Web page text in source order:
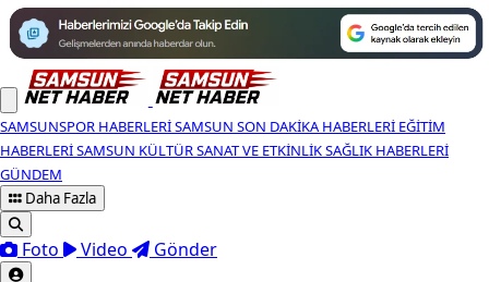
SAMSUNSPOR HABERLERISAMSUN SON DAKIKA HABERLERI EĞITIM
HABERLERISAMSUN KÜLTÜR SANAT VE ETKINLIKSAĞLIK HABERLERI
GÜNDEM
Daha Fazla
Foto Video Gönder